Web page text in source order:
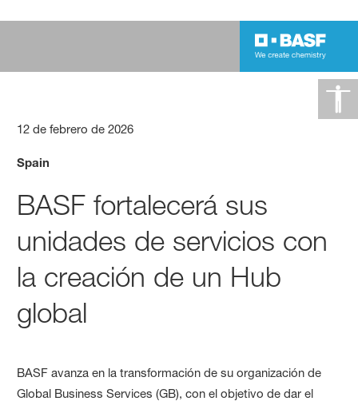
12 de febrero de 2026
Spain
BASF fortalecerá sus
unidades de servicios con
la creación de un Hub
global
BASF avanza en la transformación de su organización de
Global Business Services (GB), con el objetivo de dar el